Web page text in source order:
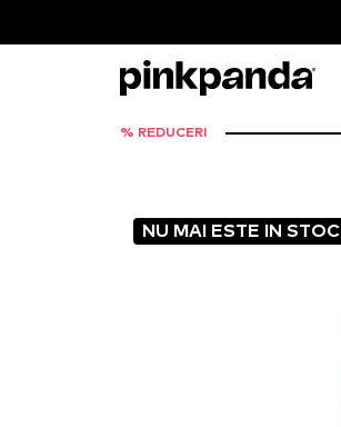
% REDUCERI
NU MAI ESTE IN STOC